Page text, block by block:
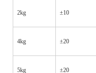
2kg ±10
4kg ±20
5kg ±20